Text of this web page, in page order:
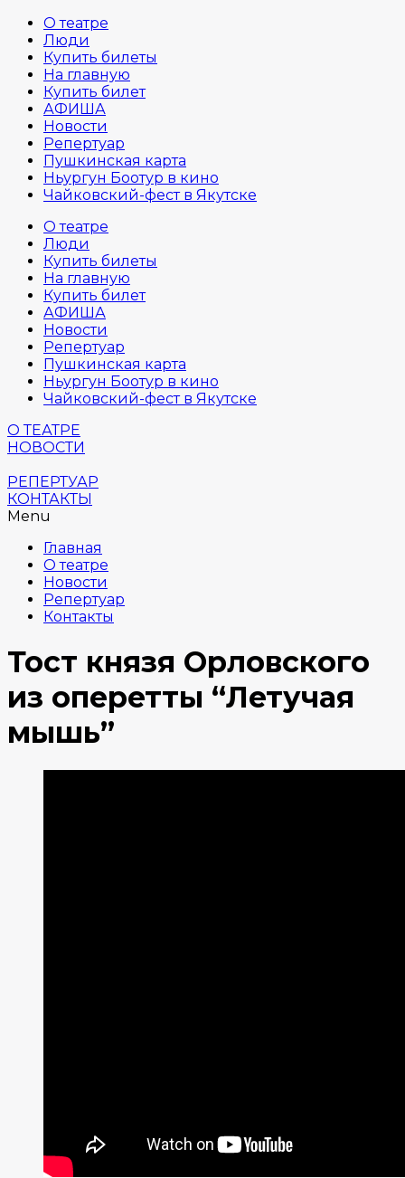
О театре
Люди
Купить билеты
На главную
Купить билет
АФИША
Новости
Репертуар
Пушкинская карта
Ньургун Боотур в кино
Чайковский-фест в Якутске
О театре
Люди
Купить билеты
На главную
Купить билет
АФИША
Новости
Репертуар
Пушкинская карта
Ньургун Боотур в кино
Чайковский-фест в Якутске
О ТЕАТРЕ
НОВОСТИ
РЕПЕРТУАР
КОНТАКТЫ
Menu
Главная
О театре
Новости
Репертуар
Контакты
Тост князя Орловского
из оперетты “Летучая
мышь”